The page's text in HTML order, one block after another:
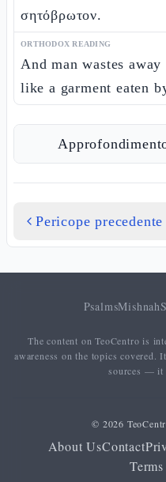
σητόβρωτον.
ORTHODOX READING
And man wastes
like a garment eaten
Pericope precedente
PsalmsMishnah
The content on TeoCentro is
awareness on the topics
sources — it
© 2026
About UsContact